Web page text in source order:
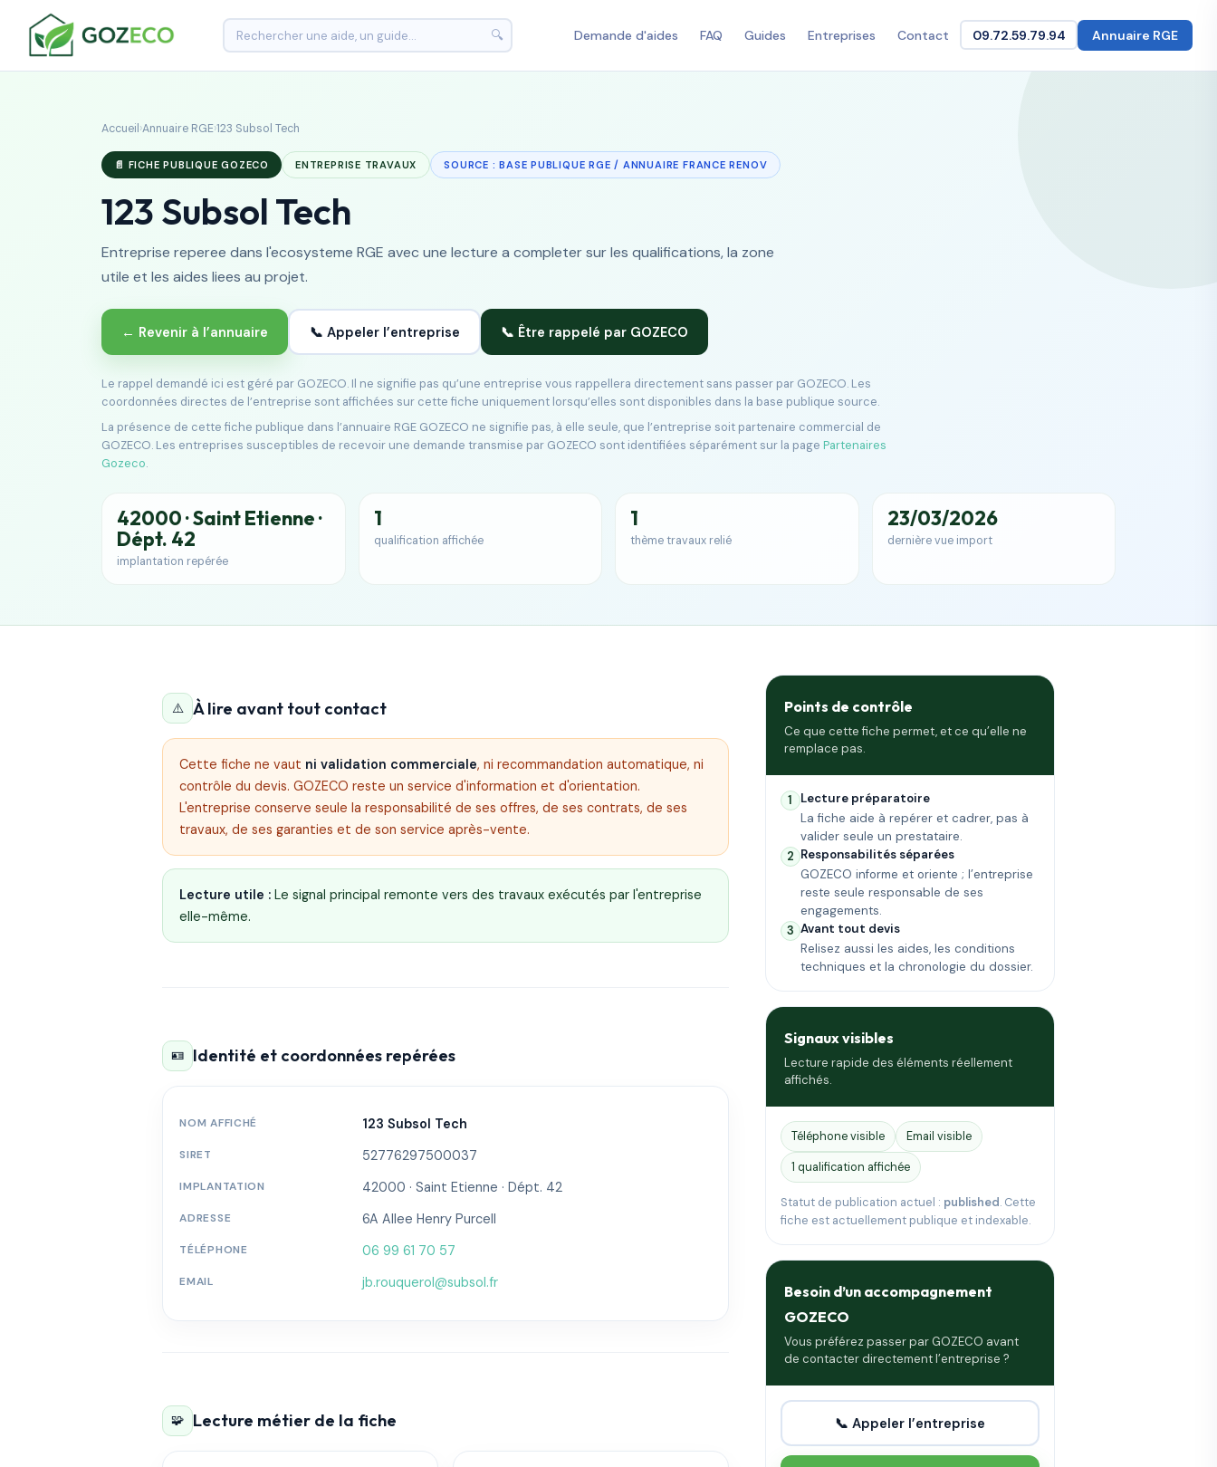
🔍 Demande d'aides FAQ Guides Entreprises Contact 09.72.59.79.94 Annuaire RGE
Accueil ›Annuaire RGE›123 Subsol Tech
📄 FICHE PUBLIQUE GOZECO ENTREPRISE TRAVAUX SOURCE : BASE PUBLIQUE RGE / ANNUAIRE FRANCE RENOV
123 Subsol Tech
Entreprise reperee dans l'ecosysteme RGE avec une lecture a completer sur les qualifications, la zone
utile et les aides liees au projet.
← Revenir à l’annuaire 📞 Appeler l’entreprise 📞 Être rappelé par GOZECO
Le rappel demandé ici est géré par GOZECO. Il ne signifie pas qu’une entreprise vous rappellera directement sans passer par GOZECO. Les
coordonnées directes de l’entreprise sont affichées sur cette fiche uniquement lorsqu’elles sont disponibles dans la base publique source.
La présence de cette fiche publique dans l’annuaire RGE GOZECO ne signifie pas, à elle seule, que l’entreprise soit partenaire commercial de
GOZECO. Les entreprises susceptibles de recevoir une demande transmise par GOZECO sont identifiées séparément sur la page Partenaires
Gozeco.
42000 · Saint Etienne ·
Dépt. 42
implantation repérée
1
qualification affichée
1
thème travaux relié
23/03/2026
dernière vue import
⚠️ À lire avant tout contact
Cette fiche ne vaut ni validation commerciale, ni recommandation automatique, ni
contrôle du devis. GOZECO reste un service d'information et d'orientation.
L'entreprise conserve seule la responsabilité de ses offres, de ses contrats, de ses
travaux, de ses garanties et de son service après-vente.
Lecture utile : Le signal principal remonte vers des travaux exécutés par l'entreprise
elle-même.
🪪 Identité et coordonnées repérées
NOM AFFICHÉ 123 Subsol Tech
SIRET 52776297500037
IMPLANTATION 42000 · Saint Etienne · Dépt. 42
ADRESSE 6A Allee Henry Purcell
TÉLÉPHONE 06 99 61 70 57
EMAIL jb.rouquerol@subsol.fr
🧩 Lecture métier de la fiche
Points de contrôle
Ce que cette fiche permet, et ce qu’elle ne
remplace pas.
1 Lecture préparatoire
La fiche aide à repérer et cadrer, pas à
valider seule un prestataire.
2 Responsabilités séparées
GOZECO informe et oriente ; l’entreprise
reste seule responsable de ses
engagements.
3 Avant tout devis
Relisez aussi les aides, les conditions
techniques et la chronologie du dossier.
Signaux visibles
Lecture rapide des éléments réellement
affichés.
Téléphone visible
Email visible
1 qualification affichée
Statut de publication actuel : published. Cette
fiche est actuellement publique et indexable.
Besoin d’un accompagnement
GOZECO
Vous préférez passer par GOZECO avant
de contacter directement l’entreprise ?
📞 Appeler l’entreprise